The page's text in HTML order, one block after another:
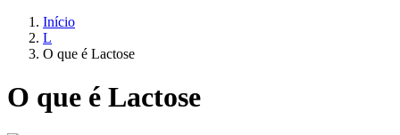
Início
L
O que é Lactose
O que é Lactose